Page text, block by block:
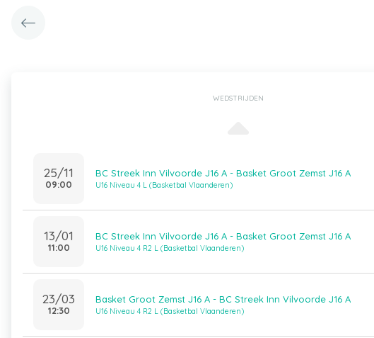
WEDSTRIJDEN
25/11
09:00
BC Streek Inn Vilvoorde J16 A - Basket Groot Zemst J16 A
U16 Niveau 4 L (Basketbal Vlaanderen)
13/01
11:00
BC Streek Inn Vilvoorde J16 A - Basket Groot Zemst J16 A
U16 Niveau 4 R2 L (Basketbal Vlaanderen)
23/03
12:30
Basket Groot Zemst J16 A - BC Streek Inn Vilvoorde J16 A
U16 Niveau 4 R2 L (Basketbal Vlaanderen)